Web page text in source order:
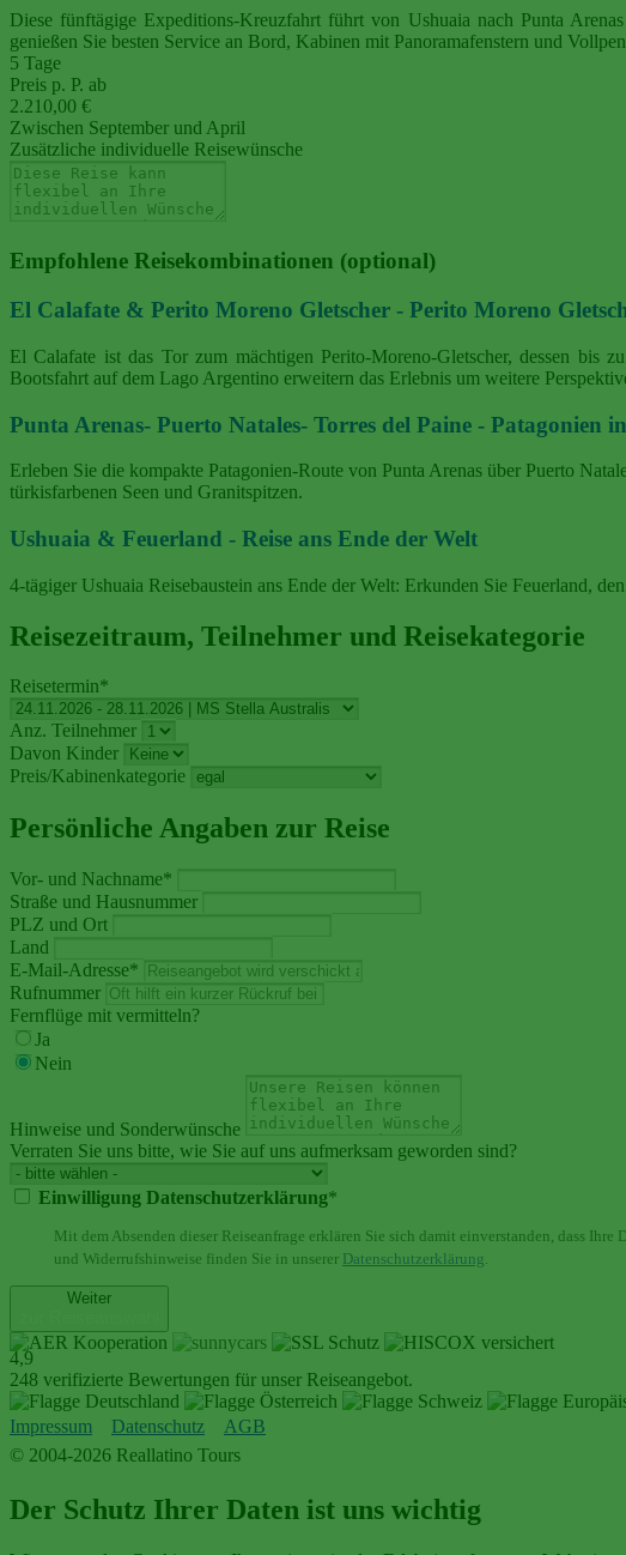
Diese fünftägige Expeditions-Kreuzfahrt führt von Ushuaia nach Punta
genießen Sie besten Service an Bord, Kabinen mit Panoramafenstern und
5 Tage
Preis p. P. ab
2.210,00 €
Zwischen September und April
Zusätzliche individuelle Reisewünsche
Empfohlene Reisekombinationen (optional)
El Calafate & Perito Moreno Gletscher - Perito Moreno
El Calafate ist das Tor zum mächtigen Perito‑Moreno‑Gletscher, dessen
Bootsfahrt auf dem Lago Argentino erweitern das Erlebnis um weitere
Punta Arenas- Puerto Natales- Torres del Paine - Patagonien
Erleben Sie die kompakte Patagonien‑Route von Punta Arenas über Puerto
türkisfarbenen Seen und Granitspitzen.
Ushuaia & Feuerland - Reise ans Ende der Welt
4‑tägiger Ushuaia Reisebaustein ans Ende der Welt: Erkunden Sie Feuerland,
Reisezeitraum, Teilnehmer und Reisekategorie
Reisetermin*
Anz. Teilnehmer
Davon Kinder
Preis/Kabinenkategorie
Persönliche Angaben zur Reise
Vor- und Nachname*
Straße und Hausnummer
PLZ und Ort
Land
E-Mail-Adresse*
Rufnummer
Fernflüge mit vermitteln?
Ja
Nein
Hinweise und Sonderwünsche
Verraten Sie uns bitte, wie Sie auf uns aufmerksam geworden sind?
Einwilligung Datenschutzerklärung*
Mit dem Absenden dieser Reiseanfrage erklären Sie sich damit einverstanden, dass
und Widerrufshinweise finden Sie in unserer Datenschutzerklärung.
Weiter
4,9
248 verifizierte Bewertungen für unser Reiseangebot.
Impressum Datenschutz
AGB
© 2004-2026 Reallatino Tours
Der Schutz Ihrer Daten ist uns wichtig